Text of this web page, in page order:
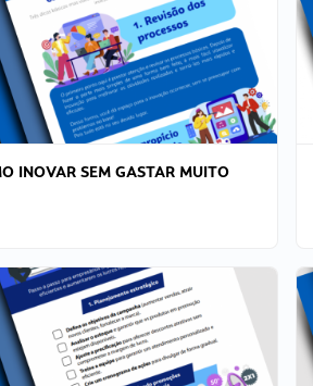
INOVAR SEM GASTAR MUITO